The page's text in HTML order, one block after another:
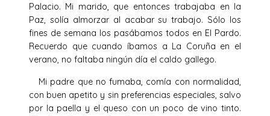
Palacio. Mi marido, que entonces trabajaba en la
Paz, solía almorzar al acabar su trabajo. Sólo los
fines de semana los pasábamos todos en El Pardo.
Recuerdo que cuando íbamos a La Coruña en el
verano, no faltaba ningún día el caldo gallego.
Mi padre que no fumaba, comía con normalidad,
con buen apetito y sin preferencias especiales, salvo
por la paella y el queso con un poco de vino tinto.